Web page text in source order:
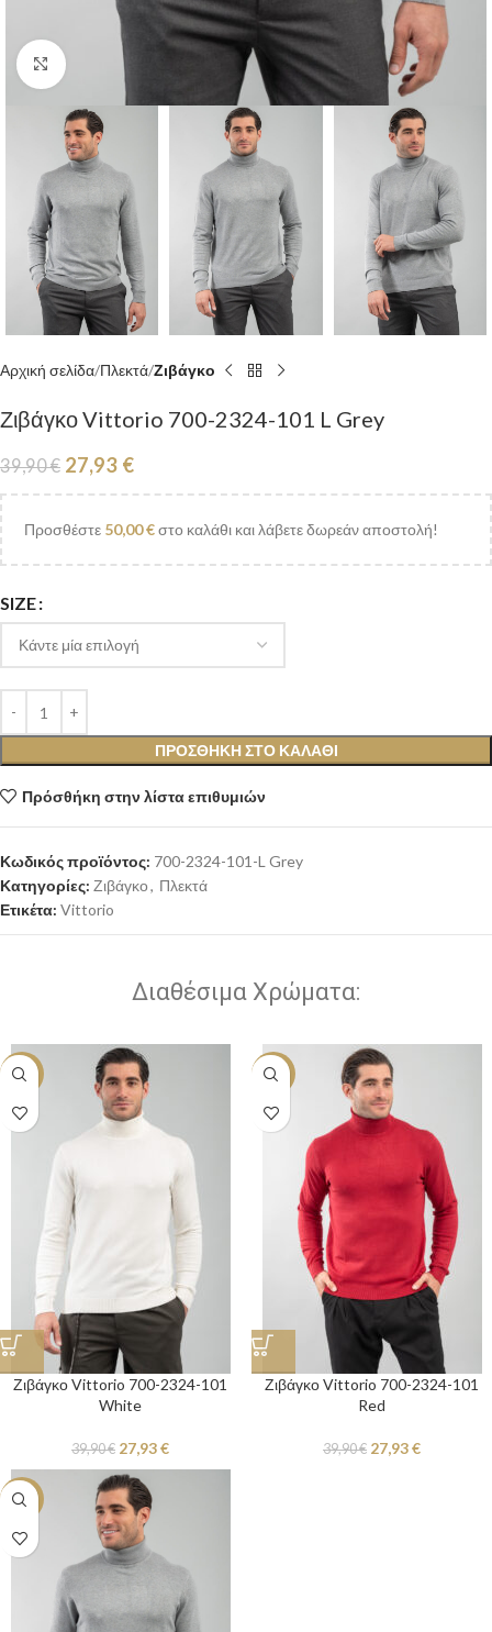
Κλικ για μεγέθυνση
Αρχική σελίδα Πλεκτά Ζιβάγκο
Ζιβάγκο Vittorio 700-2324-101 L Grey
39,90€ 27,93 €
Προσθέστε 50,00€στο καλάθι και λάβετε δωρεάν αποστολή!
SIZE
ΠΡΟΣΘΉΚΗ ΣΤΟ ΚΑΛΆΘΙ
Πρόσθήκη στην λίστα επιθυμιών
Κωδικός προϊόντος: 700-2324-101-L Grey
Κατηγορίες: Ζιβάγκο, Πλεκτά
Ετικέτα: Vittorio
Διαθέσιμα Χρώματα:
-30%
Ζιβάγκο Vittorio 700-2324-101
White
39,90€ 27,93€
-30%
Ζιβάγκο Vittorio 700-2324-101
Red
39,90€ 27,93€
-30%